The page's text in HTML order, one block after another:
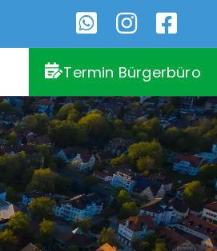
Termin Bürgerbüro